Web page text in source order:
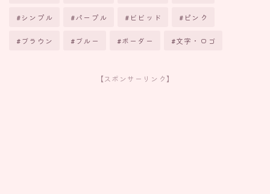
#シンプル #パープル #ビビッド #ピンク
#ブラウン #ブルー #ボーダー #文字・ロゴ
【スポンサーリンク】